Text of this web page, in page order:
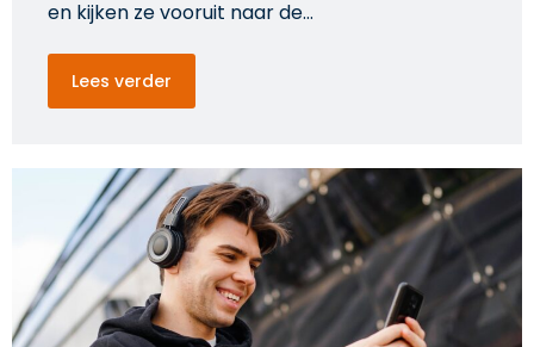
en kijken ze vooruit naar de…
Lees verder